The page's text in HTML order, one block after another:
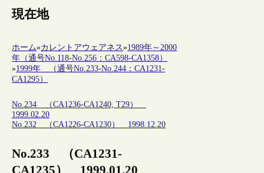
現在地
ホーム»カレントアウェアネス»1989年～2000
年（通号No.118-No.256：CA598-CA1358）
»1999年 （通号No.233-No.244：CA1231-
CA1295）
No.234 （CA1236-CA1240, T29）
1999.02.20
No.232 （CA1226-CA1230） 1998.12.20
No.233 （CA1231-
CA1235） 1999.01.20